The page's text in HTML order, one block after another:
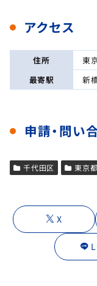
アクセス
住所
東
最寄駅
新
申請・問い
千代田区 東京都
X